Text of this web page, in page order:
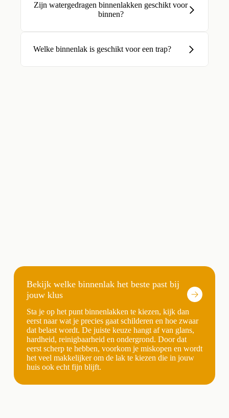
Zijn watergedragen binnenlakken geschikt voor
binnen?
Welke binnenlak is geschikt voor een trap?
Bekijk welke binnenlak het beste past bij
jouw klus
Sta je op het punt binnenlakken te kiezen, kijk dan
eerst naar wat je precies gaat schilderen en hoe zwaar
dat belast wordt. De juiste keuze hangt af van glans,
hardheid, reinigbaarheid en ondergrond. Door dat
eerst scherp te hebben, voorkom je miskopen en wordt
het veel makkelijker om de lak te kiezen die in jouw
huis ook echt fijn blijft.